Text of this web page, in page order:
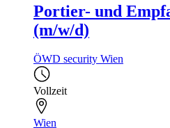
Portier- und
(m/w/d)
ÖWD security Wien
Vollzeit
Wien